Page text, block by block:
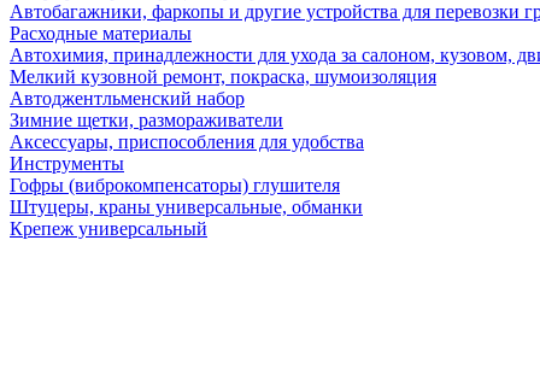
Автобагажники, фаркопы и другие устройства для перевозки
Расходные материалы
Автохимия, принадлежности для ухода за салоном, кузовом,
Мелкий кузовной ремонт, покраска, шумоизоляция
Автоджентльменский набор
Зимние щетки, размораживатели
Аксессуары, приспособления для удобства
Инструменты
Гофры (виброкомпенсаторы) глушителя
Штуцеры, краны универсальные, обманки
Крепеж универсальный